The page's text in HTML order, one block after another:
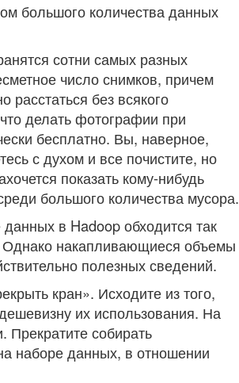
большого количества данных
сотни самых разных
число снимков, причем
без всякого
делать фотографии при
бесплатно. Вы, наверное,
с духом и все почистите, но
показать кому-нибудь
большого количества мусора.
в Hadoop обходится так
Однако накапливающиеся объемы
полезных сведений.
кран». Исходите из того,
их использования. На
Прекратите собирать
наборе данных, в отношении